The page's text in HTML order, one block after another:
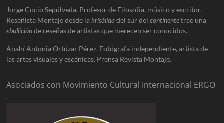
Jorge Cocio Sepúlveda. Profesor de Filosofía, músico y escritor.
Reseñista Montaje desde lakrisálidadel sur delcontinentetrae una
ebulliciónde reseñas de artistas que merecen ser conocidos.
Anahí Antonia Ortúzar Pérez. Fotógrafa independiente, artista de
las artes visuales y escénicas. Prensa Revista Montaje.
Asociados con Movimiento Cultural Internacional ERGO